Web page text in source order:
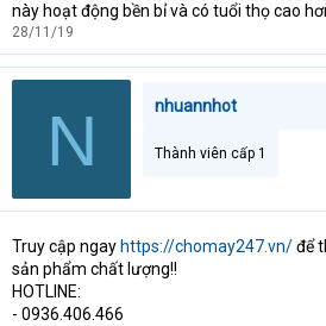
này hoạt động bền bỉ và có tuổi thọ cao
28/11/19
N nhuannhot
Thành viên cấp 1
Truy cập ngay https://chomay247.vn/để
sản phẩm chất lượng!!
HOTLINE:
- 0936.406.466